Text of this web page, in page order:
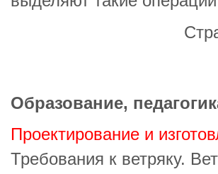
Образование,
Проектирование и
Требования к ветряку.